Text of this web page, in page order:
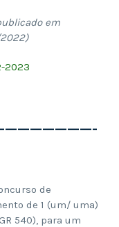
em
2023
de
de 1 (um/ uma)
540), para um